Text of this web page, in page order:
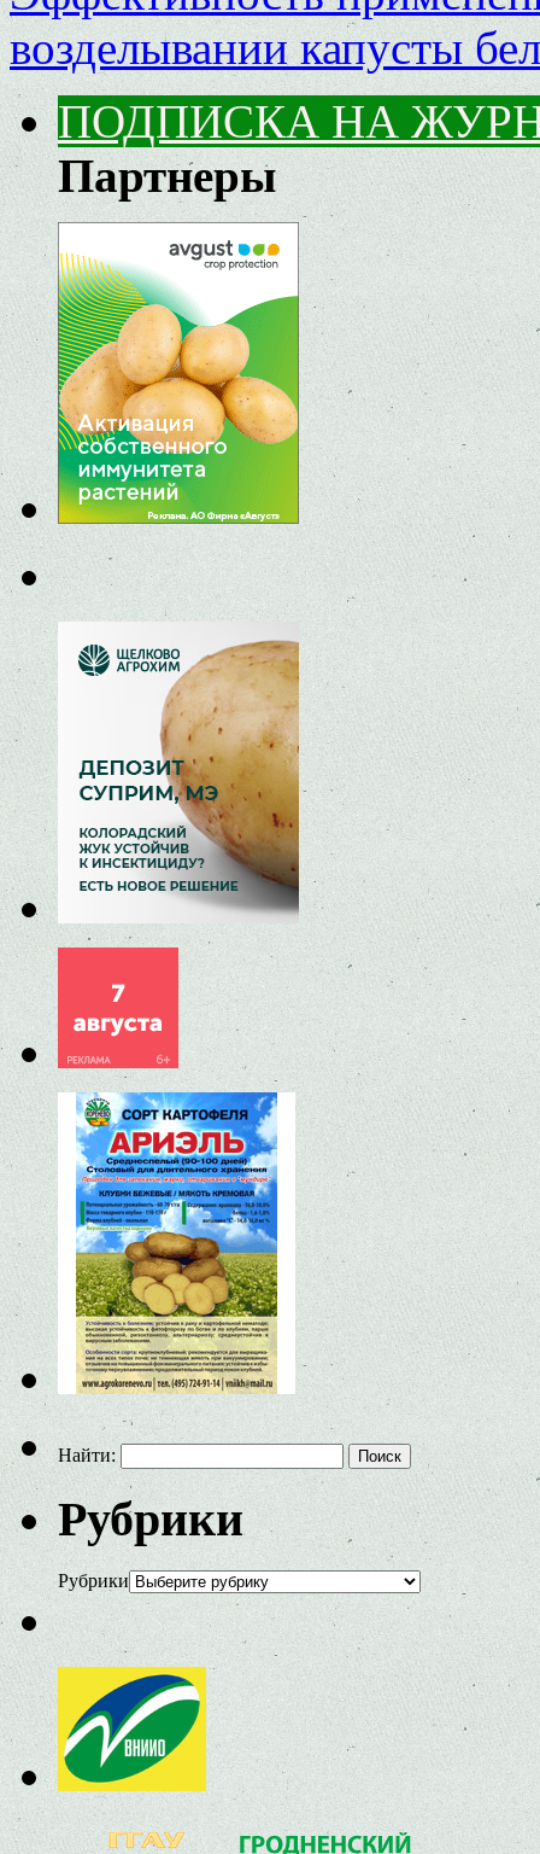
возделывании капусты
ПОДПИСКА НА
Партнеры
Найти:
Рубрики
Рубрики